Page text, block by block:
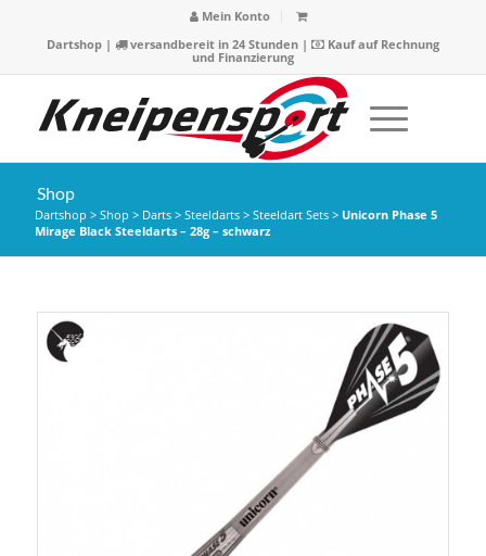
Mein Konto
Dartshop| versandbereit in 24 Stunden |
Kauf auf Rechnung
und Finanzierung
Shop
Dartshop > Shop > Darts> Steeldarts> Steeldart Sets> Unicorn Phase 5
Mirage Black Steeldarts – 28g – schwarz